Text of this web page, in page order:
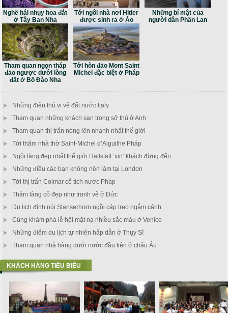
Nghề hái nhụy hoa đắt
ở Tây Ban Nha
Tới ngôi nhà nơi Hitler
được sinh ra ở Áo
Những bí mật của
người dân Phần Lan
Tham quan ngọn tháp
đảo ngược dưới lòng
đất ở Bồ Đào Nha
Tới hòn đảo Mont Saint
Michel đặc biệt ở Pháp
Những điều thú vị về đất nước Italy
Tham quan những khách sạn trong sở thú ở Anh
Tham quan thị trấn nóng lên nhanh nhất thế giới
Tới thăm nhà thờ Saint-Michel d’Aiguilhe Pháp
Ngôi làng đẹp nhất thế giới Hallstatt ‘xin’ khách đừng đến
Những điều các bạn không nên làm tại London
Tới thị trấn Colmar cổ tích nước Pháp
Thăm làng cổ đẹp như tranh vẽ ở Đức
Du lịch đỉnh núi Stanserhorn ngồi cáp treo ngắm cảnh
Cùng khám phá lễ hội mặt nạ nhiều sắc màu ở Venice
Những điểm du lịch tự nhiên hấp dẫn ở Thụy Sĩ
Tham quan nhà hàng dưới nước đầu tiên ở châu Âu
KHÁCH HÀNG TIÊU BIỂU